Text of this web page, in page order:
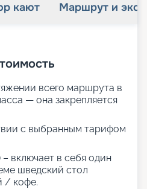
кают Маршрут и
всего маршрута в
— она закрепляется
с выбранным тарифом
включает в себя один
шведский стол
/ кофе.